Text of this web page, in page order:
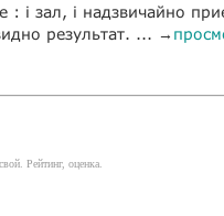
: і зал, і надзвичайно
результат. ... →
Рейтинг, оценка.